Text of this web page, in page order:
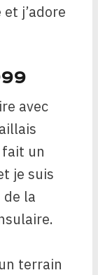
j’adore
avec
fait un
je suis
la
terrain